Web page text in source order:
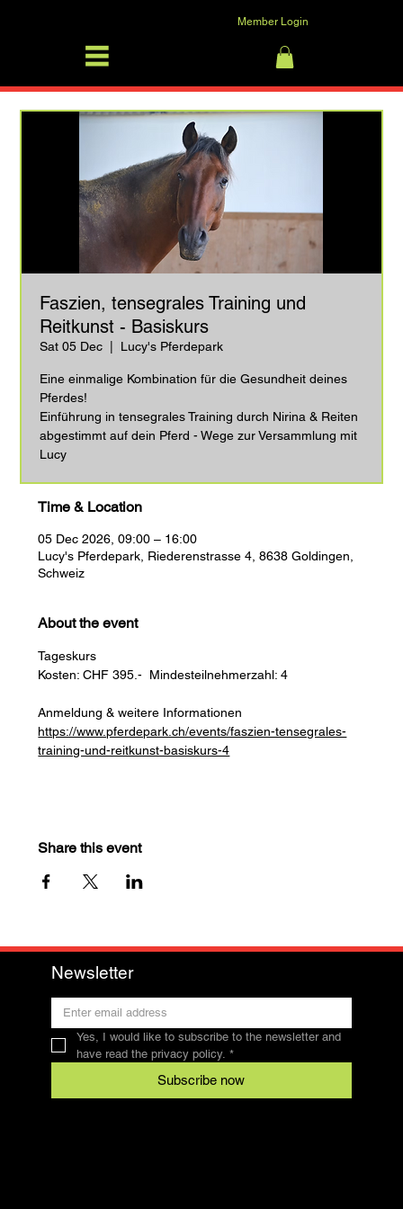
Log In
Member Login
Faszien, tensegrales Training und
Reitkunst - Basiskurs
Sat 05 Dec
  |
Lucy's Pferdepark
Eine einmalige Kombination für die Gesundheit deines
Pferdes!
Einführung in tensegrales Training durch Nirina & Reiten
abgestimmt auf dein Pferd - Wege zur Versammlung mit
Lucy
Time & Location
05 Dec 2026, 09:00 – 16:00
Lucy's Pferdepark, Riederenstrasse 4, 8638 Goldingen,
Schweiz
About the event
Tageskurs
Kosten: CHF 395.-  Mindesteilnehmerzahl: 4
Anmeldung & weitere Informationen
https://www.pferdepark.ch/events/faszien-tensegrales-
training-und-reitkunst-basiskurs-4
Share this event
Newsletter
Yes, I would like to subscribe to the newsletter and
have read the privacy policy. *
Subscribe now